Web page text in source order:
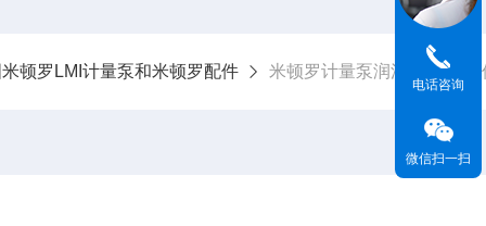
顿罗LMI计量泵和米顿罗配件 米顿罗计量泵润滑油/隔膜组
电话咨询
微信扫一扫